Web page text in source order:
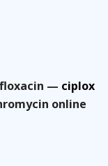
— ciplox
online